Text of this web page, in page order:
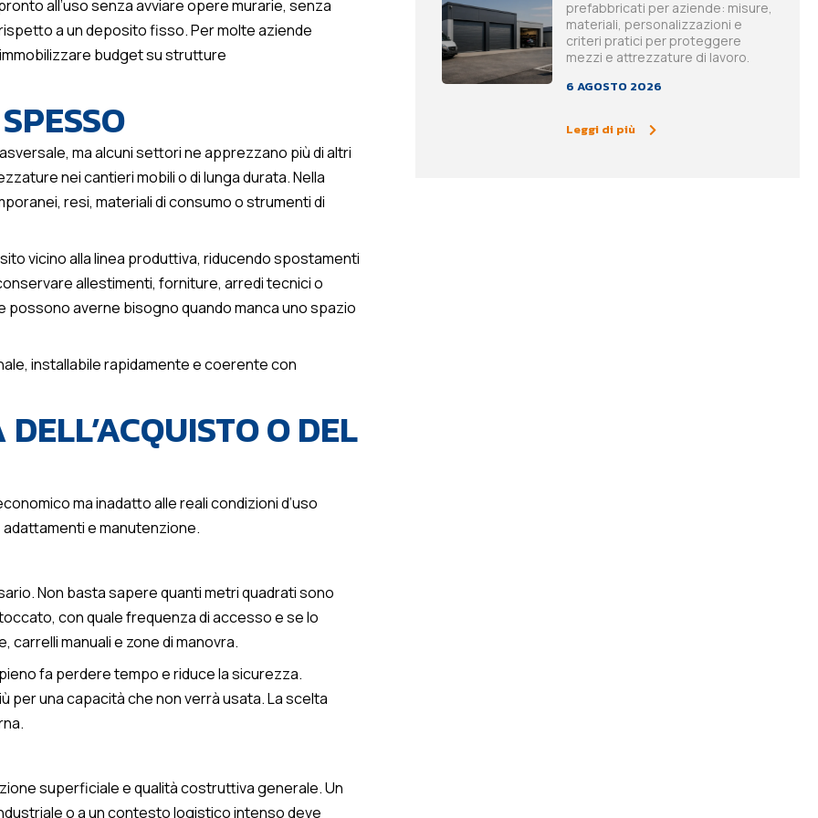
prefabbricati per aziende: misure,
materiali, personalizzazioni e
criteri pratici per proteggere
mezzi e attrezzature di lavoro.
6 AGOSTO 2026
Leggi di più
all’uso senza avviare opere murarie, senza
a un deposito fisso. Per molte aziende
budget su strutture
ma alcuni settori ne apprezzano più di altri
nei cantieri mobili o di lunga durata. Nella
resi, materiali di consumo o strumenti di
vicino alla linea produttiva, riducendo spostamenti
allestimenti, forniture, arredi tecnici o
averne bisogno quando manca uno spazio
installabile rapidamente e coerente con
O DEL
ma inadatto alle reali condizioni d’uso
e manutenzione.
Non basta sapere quanti metri quadrati sono
con quale frequenza di accesso e se lo
manuali e zone di manovra.
fa perdere tempo e riduce la sicurezza.
una capacità che non verrà usata. La scelta
superficiale e qualità costruttiva generale. Un
o a un contesto logistico intenso deve